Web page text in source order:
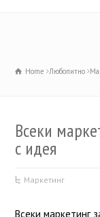
Home Любопитно
Всеки
с идея
Маркетинг
Всеки маркетинг